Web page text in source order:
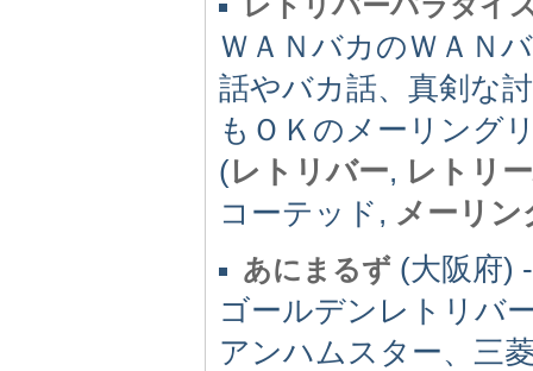
ＷＡＮバカのＷＡＮ
話やバカ話、真剣な
もＯＫのメーリング
(レトリバー, レトリ
コーテッド, メーリ
あにまるず (大阪府)
ゴールデンレトリバ
アンハムスター、三